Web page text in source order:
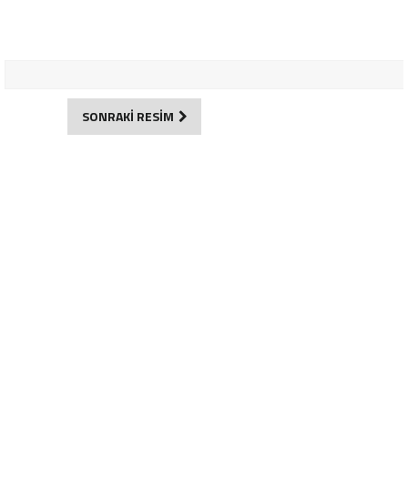
SONRAKİ RESİM